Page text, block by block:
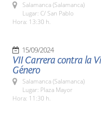
Salamanca (Salamanca)
Lugar: C/ San Pablo
Hora: 13:30 h.
15/09/2024
VII Carrera contra la
Género
Salamanca (Salamanca)
Lugar: Plaza Mayor
Hora: 11:30 h.